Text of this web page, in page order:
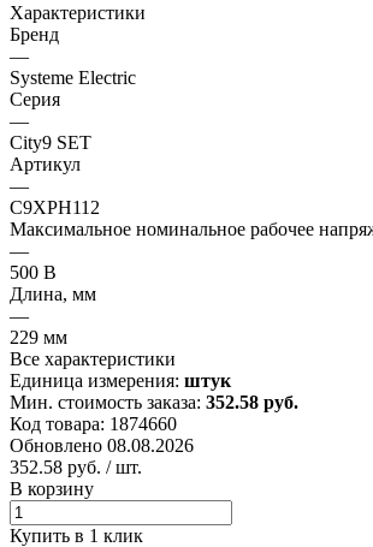
Характеристики
Бренд
—
Systeme Electric
Серия
—
City9 SET
Артикул
—
C9XPH112
Максимальное номинальное рабочее
—
500 В
Длина, мм
—
229 мм
Все характеристики
Единица измерения: штук
Мин. стоимость заказа: 352.58 руб.
Код товара: 1874660
Обновлено 08.08.2026
352.58 руб. / шт.
В корзину
Купить в 1 клик